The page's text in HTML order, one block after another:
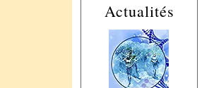
Actualités